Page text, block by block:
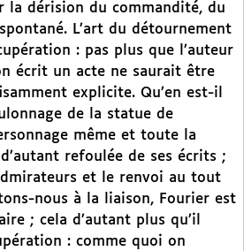
la dérision du commandité, du
L’art du détournement
: pas plus que l’auteur
écrit un acte ne saurait être
explicite. Qu’en est-il
de la statue de
même et toute la
refoulée de ses écrits ;
et le renvoi au tout
nous à la liaison, Fourier est
; cela d’autant plus qu’il
: comme quoi on